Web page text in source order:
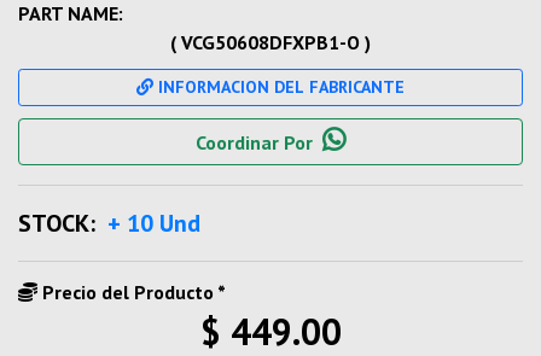
PART NAME:
( VCG50608DFXPB1-O )
INFORMACION DEL FABRICANTE
Coordinar Por
STOCK: + 10 Und
Precio del Producto *
$ 449.00